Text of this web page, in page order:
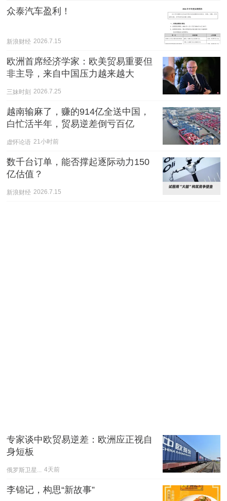
众泰汽车盈利！
新浪财经 2026.7.15
欧洲首席经济学家：欧美贸易重要但
非主导，来自中国压力越来越大
三妹时刻 2026.7.25
越南输麻了，赚的914亿全送中国，
白忙活半年，贸易逆差倒亏百亿
虚怀论语 21小时前
数千台订单，能否撑起逐际动力150
亿估值？
新浪财经 2026.7.15
专家谈中欧贸易逆差：欧洲应正视自
身短板
俄罗斯卫星... 4天前
李锦记，构思“新故事”